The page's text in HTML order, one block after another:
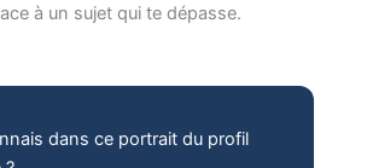
à un sujet qui te dépasse.
dans ce portrait du profil